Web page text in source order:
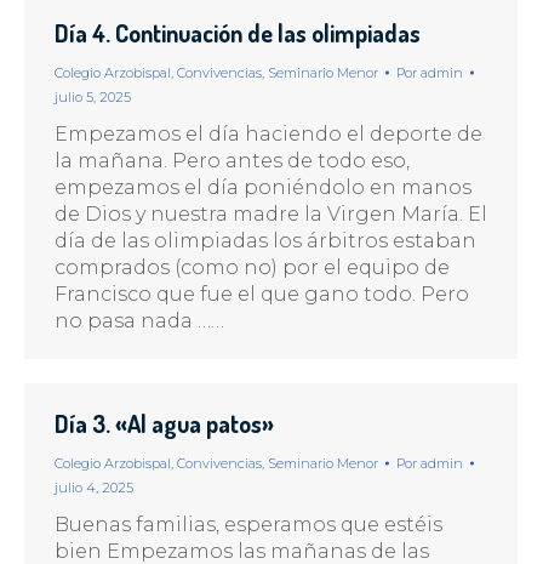
Día 4. Continuación de las olimpiadas
Colegio Arzobispal, Convivencias, Seminario Menor Por admin
julio 5, 2025
Empezamos el día haciendo el deporte de
la mañana. Pero antes de todo eso,
empezamos el día poniéndolo en manos
de Dios y nuestra madre la Virgen María. El
día de las olimpiadas los árbitros estaban
comprados (como no) por el equipo de
Francisco que fue el que gano todo. Pero
no pasa nada ……
Día 3. «Al agua patos»
Colegio Arzobispal, Convivencias, Seminario Menor Por admin
julio 4, 2025
Buenas familias, esperamos que estéis
bien Empezamos las mañanas de las